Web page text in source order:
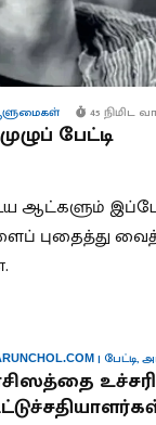
45 நிமிட
பேட்டி
ஆட்களும்
புதைத்து
| பேட்டி,